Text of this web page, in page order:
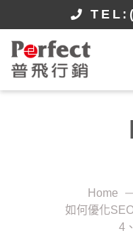
Home
如何優化
4